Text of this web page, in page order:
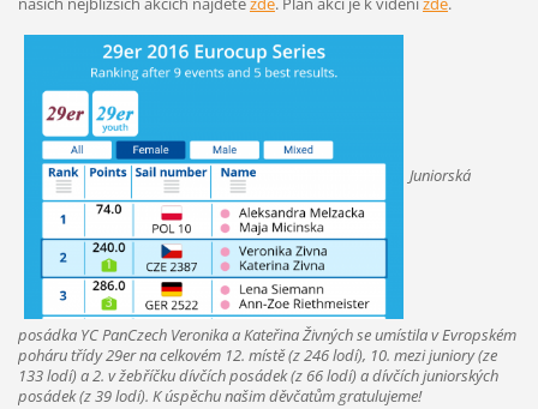
Juniorská
posádka YC PanCzech Veronika a Kateřina Živných se umístila v Evropském
poháru třídy 29er na celkovém 12. místě (z 246 lodí), 10. mezi juniory (ze
133 lodí) a 2. v žebříčku dívčích posádek (z 66 lodí) a dívčích juniorských
posádek (z 39 lodí). K úspěchu našim děvčatům gratulujeme!